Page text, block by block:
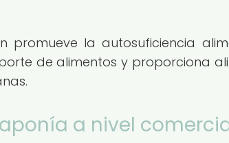
la autosuficiencia
de alimentos y proporciona
a nivel